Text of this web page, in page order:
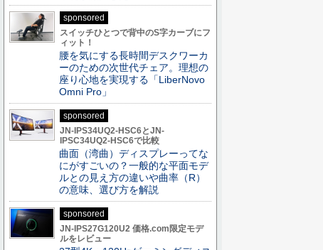
sponsored
スイッチひとつで背中のS字カーブにフ
ィット！
腰を気にする長時間デスクワーカ
ーのための次世代チェア。理想の
座り心地を実現する「LiberNovo
Omni Pro」
sponsored
JN-IPS34UQ2-HSC6とJN-
IPSC34UQ2-HSC6で比較
曲面（湾曲）ディスプレーってな
にがすごいの？一般的な平面モデ
ルとの見え方の違いや曲率（R）
の意味、選び方を解説
sponsored
JN-IPS27G120U2 価格.com限定モデ
ルをレビュー